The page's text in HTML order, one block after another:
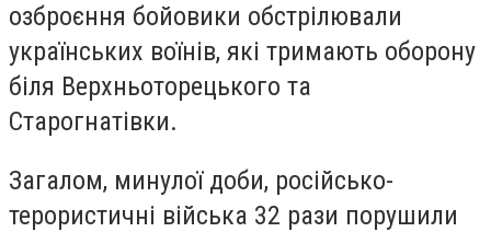
озброєння бойовики обстрілювали
українських воїнів, які тримають оборону
біля Верхньоторецького та
Старогнатівки.
Загалом, минулої доби, російсько-
терористичні війська 32 рази порушили